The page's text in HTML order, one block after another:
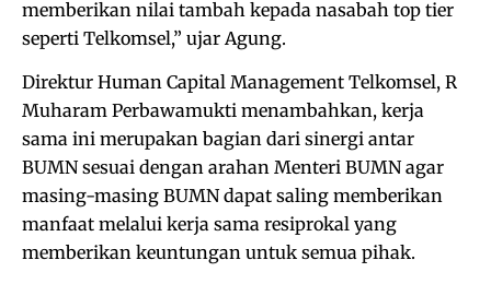
memberikan nilai tambah kepada nasabah top tier
seperti Telkomsel,” ujar Agung.
Direktur Human Capital Management Telkomsel, R
Muharam Perbawamukti menambahkan, kerja
sama ini merupakan bagian dari sinergi antar
BUMN sesuai dengan arahan Menteri BUMN agar
masing-masing BUMN dapat saling memberikan
manfaat melalui kerja sama resiprokal yang
memberikan keuntungan untuk semua pihak.